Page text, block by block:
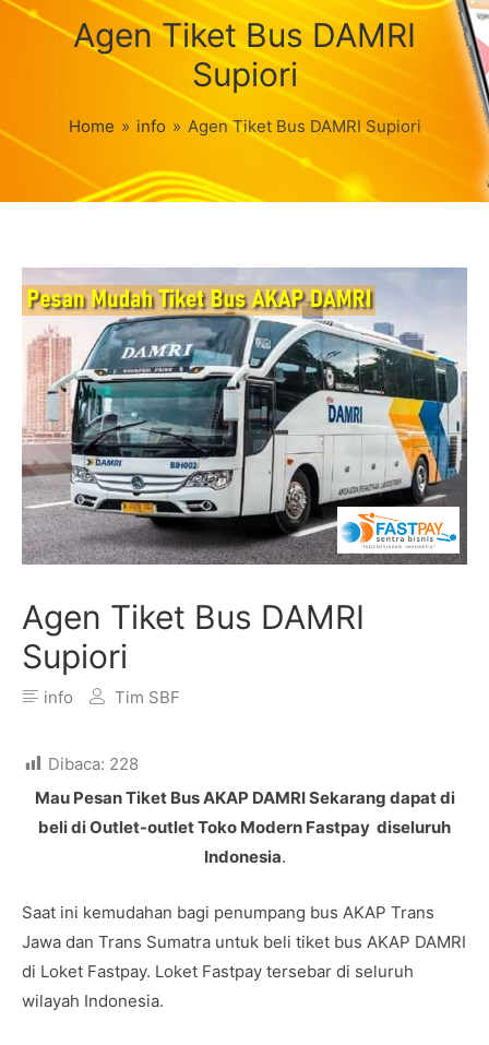
Agen Tiket Bus DAMRI
Supiori
Home » info » Agen Tiket Bus DAMRI Supiori
Agen Tiket Bus DAMRI
Supiori
info Tim SBF
Dibaca: 228
Mau Pesan Tiket Bus AKAP DAMRI Sekarang dapat di
beli di Outlet-outlet Toko Modern Fastpay diseluruh
Indonesia.
Saat ini kemudahan bagi penumpang bus AKAP Trans
Jawa dan Trans Sumatra untuk beli tiket bus AKAP DAMRI
di Loket Fastpay. Loket Fastpay tersebar di seluruh
wilayah Indonesia.